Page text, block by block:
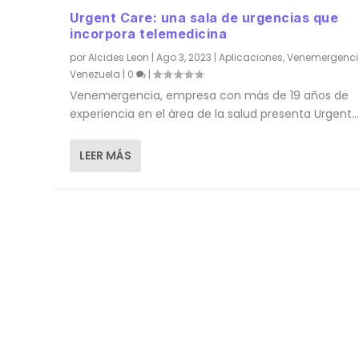
Urgent Care: una sala de urgencias que
incorpora telemedicina
porAlcides Leon |Ago 3, 2023 |Aplicaciones,
Venezuela | 0 |
Venemergencia, empresa con más de 19 años de
experiencia en el área de la salud presenta Urgent...
LEER MÁS